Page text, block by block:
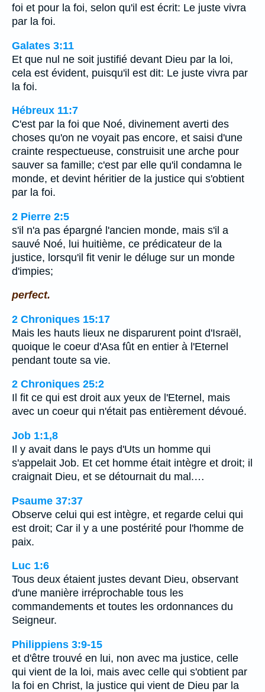
foi et pour la foi, selon qu'il est écrit: Le juste vivra
par la foi.
Galates 3:11
Et que nul ne soit justifié devant Dieu par la loi,
cela est évident, puisqu'il est dit: Le juste vivra par
la foi.
Hébreux 11:7
C'est par la foi que Noé, divinement averti des
choses qu'on ne voyait pas encore, et saisi d'une
crainte respectueuse, construisit une arche pour
sauver sa famille; c'est par elle qu'il condamna le
monde, et devint héritier de la justice qui s'obtient
par la foi.
2 Pierre 2:5
s'il n'a pas épargné l'ancien monde, mais s'il a
sauvé Noé, lui huitième, ce prédicateur de la
justice, lorsqu'il fit venir le déluge sur un monde
d'impies;
perfect.
2 Chroniques 15:17
Mais les hauts lieux ne disparurent point d'Israël,
quoique le coeur d'Asa fût en entier à l'Eternel
pendant toute sa vie.
2 Chroniques 25:2
Il fit ce qui est droit aux yeux de l'Eternel, mais
avec un coeur qui n'était pas entièrement dévoué.
Job 1:1,8
Il y avait dans le pays d'Uts un homme qui
s'appelait Job. Et cet homme était intègre et droit; il
craignait Dieu, et se détournait du mal.…
Psaume 37:37
Observe celui qui est intègre, et regarde celui qui
est droit; Car il y a une postérité pour l'homme de
paix.
Luc 1:6
Tous deux étaient justes devant Dieu, observant
d'une manière irréprochable tous les
commandements et toutes les ordonnances du
Seigneur.
Philippiens 3:9-15
et d'être trouvé en lui, non avec ma justice, celle
qui vient de la loi, mais avec celle qui s'obtient par
la foi en Christ, la justice qui vient de Dieu par la